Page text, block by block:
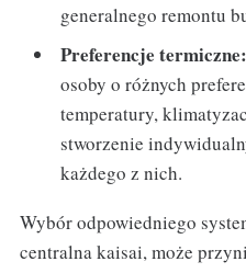
generalnego remontu
Preferencje termiczne:
osoby o różnych
temperatury,
stworzenie
każdego z nich.
Wybór odpowiedniego
centralna kaisai, może